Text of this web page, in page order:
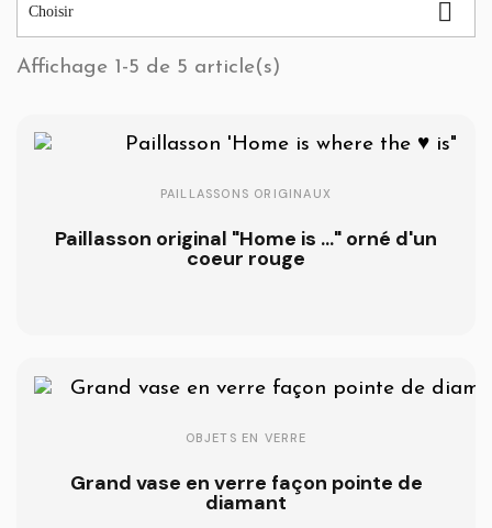
Choisir 
Affichage 1-5 de 5 article(s)
PAILLASSONS ORIGINAUX
Paillasson original "Home is ..." orné d'un
coeur rouge
OBJETS EN VERRE
Grand vase en verre façon pointe de
diamant